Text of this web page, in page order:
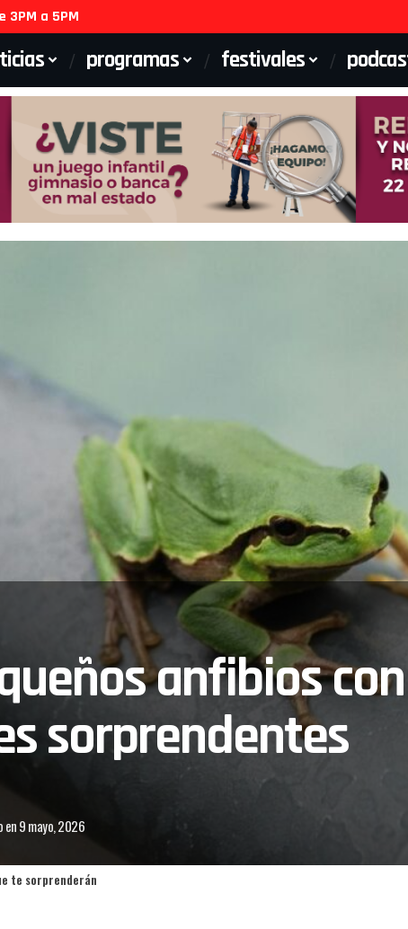
3PM a 5PM
programas festivales
anfibios con
sorprendentes
en 9 mayo, 2026
te sorprenderán